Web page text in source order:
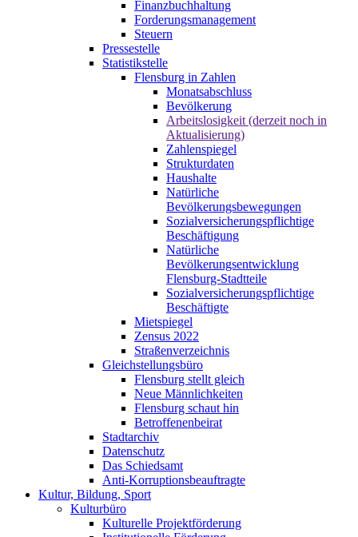
Finanzbuchhaltung
Forderungsmanagement
Steuern
Pressestelle
Statistikstelle
Flensburg in Zahlen
Monatsabschluss
Bevölkerung
Arbeitslosigkeit (derzeit noch in
Aktualisierung)
Zahlenspiegel
Strukturdaten
Haushalte
Natürliche
Bevölkerungsbewegungen
Sozialversicherungspflichtige
Beschäftigung
Natürliche
Bevölkerungsentwicklung
Flensburg-Stadtteile
Sozialversicherungspflichtige
Beschäftigte
Mietspiegel
Zensus 2022
Straßenverzeichnis
Gleichstellungsbüro
Flensburg stellt gleich
Neue Männlichkeiten
Flensburg schaut hin
Betroffenenbeirat
Stadtarchiv
Datenschutz
Das Schiedsamt
Anti-Korruptionsbeauftragte
Kultur, Bildung, Sport
Kulturbüro
Kulturelle Projektförderung